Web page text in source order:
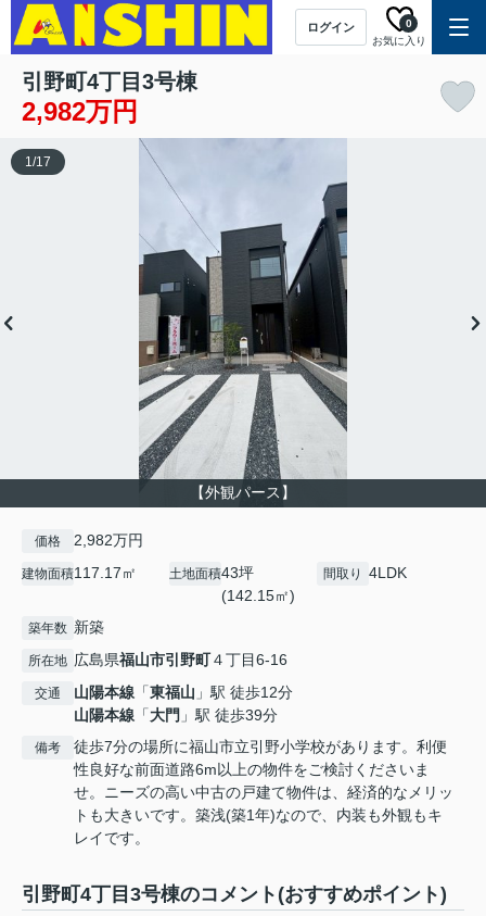
ログイン
お気に入り
0
引野町4丁目3号棟
2,982万円
【外観パース】
1/17
価格 2,982万円
建物面積117.17㎡ 土地面積43坪
(142.15㎡)
間取り 4LDK
築年数 新築
所在地 広島県福山市引野町４丁目6-16
交通 山陽本線 「東福山 」駅 徒歩12分
山陽本線 「大門 」駅 徒歩39分
備考
徒歩7分の場所に福山市立引野小学校があります。利便
性良好な前面道路6m以上の物件をご検討くださいま
せ。ニーズの高い中古の戸建て物件は、経済的なメリッ
トも大きいです。築浅(築1年)なので、内装も外観もキ
レイです。
引野町4丁目3号棟のコメント(おすすめポイント)